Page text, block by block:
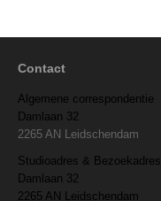
Contact
Algemene correspondentie
Damlaan 32
2265 AN Leidschendam
Studioadres & Bezoekadres
Damlaan 32
2265 AN Leidschendam